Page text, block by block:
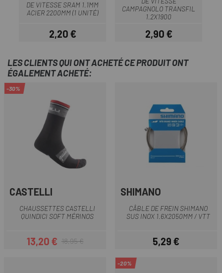
DE VITESSE SRAM 1.1MM
ACIER 2200MM (1 UNITÉ)
Prix
2,20 €
CAMPAGNOLO TRANSFIL
1.2X1900
Prix
2,90 €
LES CLIENTS QUI ONT ACHETÉ CE PRODUIT ONT
ÉGALEMENT ACHETÉ:
-30%
CASTELLI
CHAUSSETTES CASTELLI
QUINDICI SOFT MÉRINOS
Prix
13,20 €Prix habituel
18,95 €
SHIMANO
CÂBLE DE FREIN SHIMANO
SUS INOX 1.6X2050MM / VTT
Prix
5,29 €
-20%